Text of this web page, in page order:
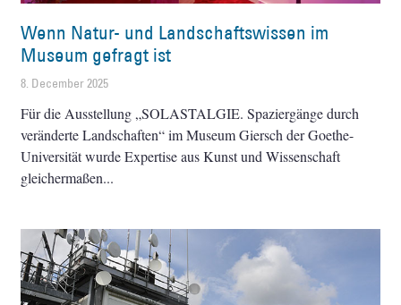
Wenn Natur- und Landschaftswissen im
Museum gefragt ist
8. December 2025
Für die Ausstellung „SOLASTALGIE. Spaziergänge durch
veränderte Landschaften“ im Museum Giersch der Goethe-
Universität wurde Expertise aus Kunst und Wissenschaft
gleichermaßen